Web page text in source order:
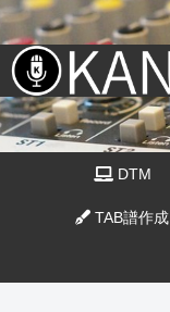
DTM
TAB譜作成